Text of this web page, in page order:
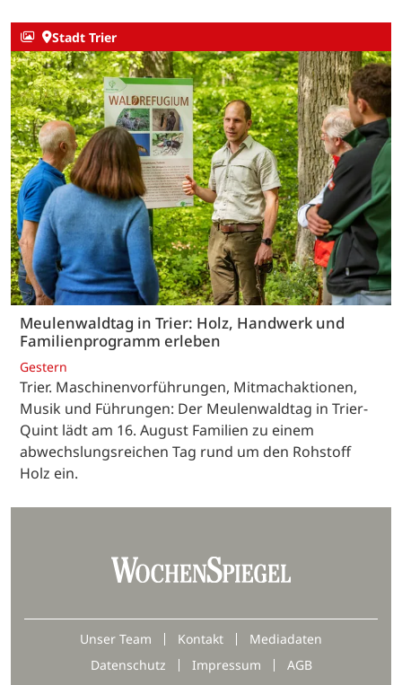
Stadt Trier
Meulenwaldtag in Trier: Holz, Handwerk und
Familienprogramm erleben
Gestern
Trier. Maschinenvorführungen, Mitmachaktionen,
Musik und Führungen: Der Meulenwaldtag in Trier-
Quint lädt am 16. August Familien zu einem
abwechslungsreichen Tag rund um den Rohstoff
Holz ein.
Unser Team Kontakt
Mediadaten
Datenschutz
Impressum
AGB